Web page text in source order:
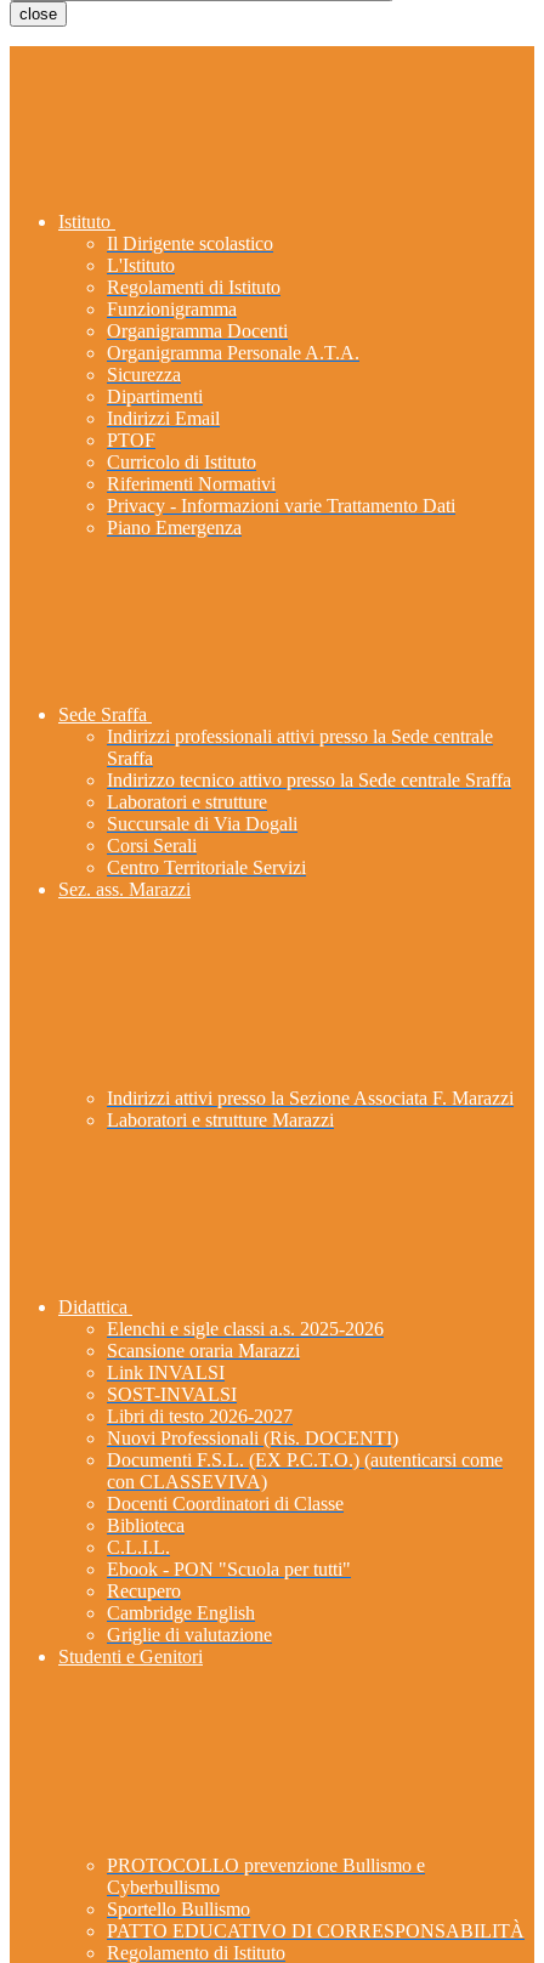
close
Istituto
Il Dirigente scolastico
L'Istituto
Regolamenti di Istituto
Funzionigramma
Organigramma Docenti
Organigramma Personale A.T.A.
Sicurezza
Dipartimenti
Indirizzi Email
PTOF
Curricolo di Istituto
Riferimenti Normativi
Privacy - Informazioni varie Trattamento Dati
Piano Emergenza
Sede Sraffa
Indirizzi professionali attivi presso la Sede centrale
Sraffa
Indirizzo tecnico attivo presso la Sede centrale Sraffa
Laboratori e strutture
Succursale di Via Dogali
Corsi Serali
Centro Territoriale Servizi
Sez. ass. Marazzi
Indirizzi attivi presso la Sezione Associata F. Marazzi
Laboratori e strutture Marazzi
Didattica
Elenchi e sigle classi a.s. 2025-2026
Scansione oraria Marazzi
Link INVALSI
SOST-INVALSI
Libri di testo 2026-2027
Nuovi Professionali (Ris. DOCENTI)
Documenti F.S.L. (EX P.C.T.O.) (autenticarsi come
con CLASSEVIVA)
Docenti Coordinatori di Classe
Biblioteca
C.L.I.L.
Ebook - PON "Scuola per tutti"
Recupero
Cambridge English
Griglie di valutazione
Studenti e Genitori
PROTOCOLLO prevenzione Bullismo e
Cyberbullismo
Sportello Bullismo
PATTO EDUCATIVO DI CORRESPONSABILITÀ
Regolamento di Istituto